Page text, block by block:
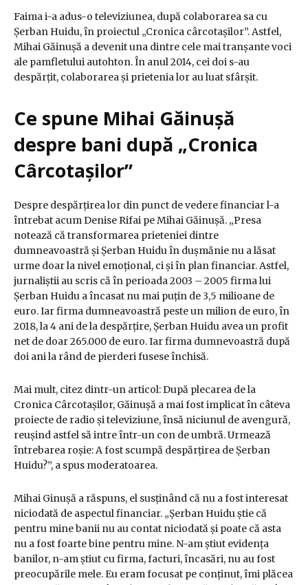
Faima i-a adus-o televiziunea, după colaborarea sa cu
Șerban Huidu, în proiectul „Cronica cârcotașilor”. Astfel,
Mihai Găinușă a devenit una dintre cele mai tranșante voci
ale pamfletului autohton. În anul 2014, cei doi s-au
despărțit, colaborarea și prietenia lor au luat sfârșit.
Ce spune Mihai Găinușă
despre bani după „Cronica
Cârcotașilor”
Despre despărțirea lor din punct de vedere financiar l-a
întrebat acum Denise Rifai pe Mihai Găinușă. „Presa
notează că transformarea prieteniei dintre
dumneavoastră și Șerban Huidu în dușmănie nu a lăsat
urme doar la nivel emoțional, ci și în plan financiar. Astfel,
jurnaliștii au scris că în perioada 2003 – 2005 firma lui
Șerban Huidu a încasat nu mai puțin de 3,5 milioane de
euro. Iar firma dumneavoastră peste un milion de euro, în
2018, la 4 ani de la despărțire, Șerban Huidu avea un profit
net de doar 265.000 de euro. Iar firma dumnevoastră după
doi ani la rând de pierderi fusese închisă.
Mai mult, citez dintr-un articol: După plecarea de la
Cronica Cârcotașilor, Găinușă a mai fost implicat în câteva
proiecte de radio și televiziune, însă niciunul de avengură,
reușind astfel să intre într-un con de umbră. Urmează
întrebarea roșie: A fost scumpă despărțirea de Șerban
Huidu?”, a spus moderatoarea.
Mihai Ginușă a răspuns, el susținând că nu a fost interesat
niciodată de aspectul financiar. „Șerban Huidu știe că
pentru mine banii nu au contat niciodată și poate că asta
nu a fost foarte bine pentru mine. N-am știut evidența
banilor, n-am știut cu firma, facturi, încasări, nu au fost
preocupările mele. Eu eram focusat pe conținut, îmi plăcea